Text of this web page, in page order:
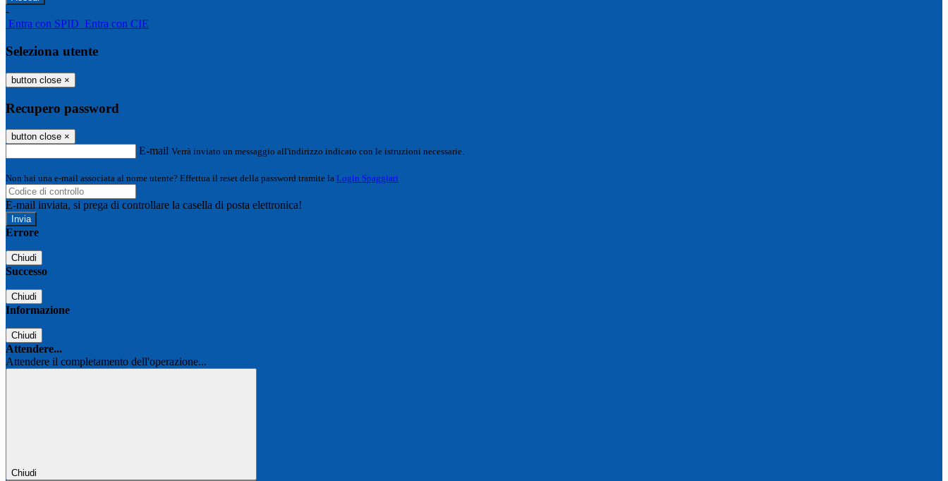
-
Entra con SPID Entra con CIE
Seleziona utente
button close ×
Recupero password
button close ×
E-mail Verrà inviato un messaggio all'indirizzo indicato con le istruzioni necessarie.
Non hai una e-mail associata al nome utente? Effettua il reset della password tramite la Login Spaggiari
E-mail inviata, si prega di controllare la casella di posta elettronica!
Errore
Chiudi
Successo
Chiudi
Informazione
Chiudi
Attendere...
Attendere il completamento dell'operazione...
Chiudi